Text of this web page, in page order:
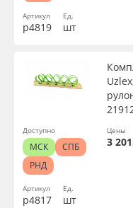
Артикул
р4819
Ед.
шт
Артикул
р4817
Ед.
шт
Цены
3
Доступно
МСК
СПБ
РНД